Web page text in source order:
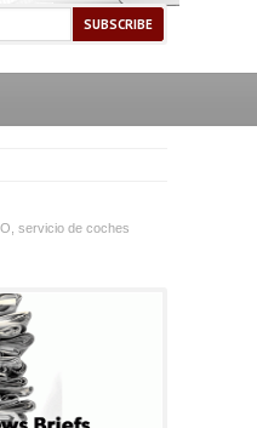
servicio de coches